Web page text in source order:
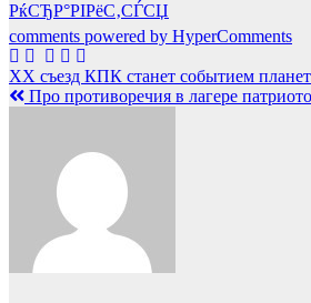
РќСЂР°РІРёС‚СЃСЏ
comments powered by HyperComments
Навигация
по
ХХ съезд КПК станет событием
Про противоречия в лагере